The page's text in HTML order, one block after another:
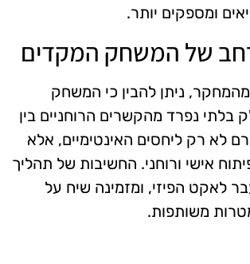
ומספקים יותר.
של המשחק המקדים
ניתן להבין כי המשחק
בלתי נפרד מהקשרים הרוחניים בין
לא רק ליחסים האינטימיים, אלא
אישי ורוחני. החשיבות של תהליך
לאקט הפיזי, ומזמינה שיח על
משותפות.